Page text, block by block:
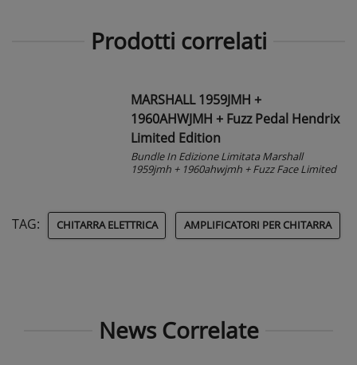
Prodotti correlati
MARSHALL 1959JMH +
1960AHWJMH + Fuzz Pedal Hendrix
Limited Edition
Bundle In Edizione Limitata Marshall
1959jmh + 1960ahwjmh + Fuzz Face Limited
TAG: CHITARRA ELETTRICA AMPLIFICATORI PER CHITARRA
News Correlate